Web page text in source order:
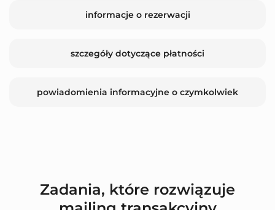
informacje o rezerwacji
szczegóły dotyczące płatności
powiadomienia informacyjne o czymkolwiek
Zadania, które rozwiązuje